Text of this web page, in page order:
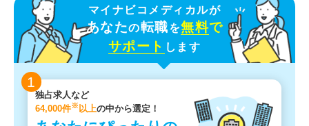
マイナビコメディカルが
あなたの転職を無料で
サポート します
1
独占求人など
64,000件※以上の中から選定！